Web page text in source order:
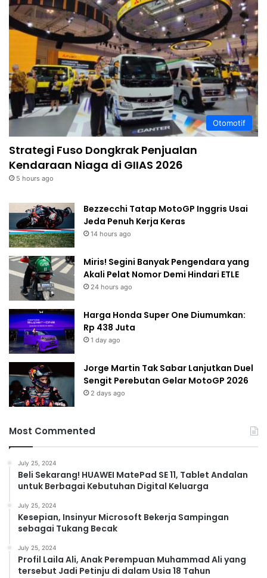
Otomotif
Strategi Fuso Dongkrak Penjualan
Kendaraan Niaga di GIIAS 2026
5 hours ago
Bezzecchi Tatap MotoGP Inggris Usai
Jeda Penuh Kerja Keras
14 hours ago
Miris! Segini Banyak Pengendara yang
Akali Pelat Nomor Demi Hindari ETLE
24 hours ago
Harga Honda Super One Diumumkan:
Rp 438 Juta
1 day ago
Jorge Martin Tak Sabar Lanjutkan Duel
Sengit Perebutan Gelar MotoGP 2026
2 days ago
Most Commented
July 25, 2024
Beli Sekarang! HUAWEI MatePad SE 11, Tablet Andalan
untuk Berbagai Kebutuhan Digital Keluarga
July 25, 2024
Kesepian, Insinyur Microsoft Bekerja Sampingan
sebagai Tukang Becak
July 25, 2024
Profil Laila Ali, Anak Perempuan Muhammad Ali yang
tersebut Jadi Petinju di dalam Usia 18 Tahun